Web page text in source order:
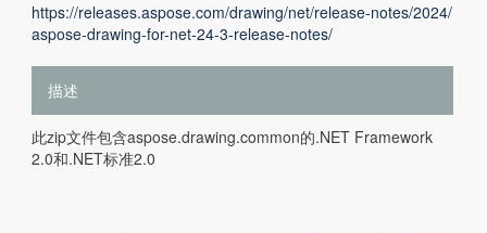
https://releases.aspose.com/drawing/net/release-notes/2024/
aspose-drawing-for-net-24-3-release-notes/
描述
此zip文件包含aspose.drawing.common的.NET Framework
2.0和.NET标准2.0